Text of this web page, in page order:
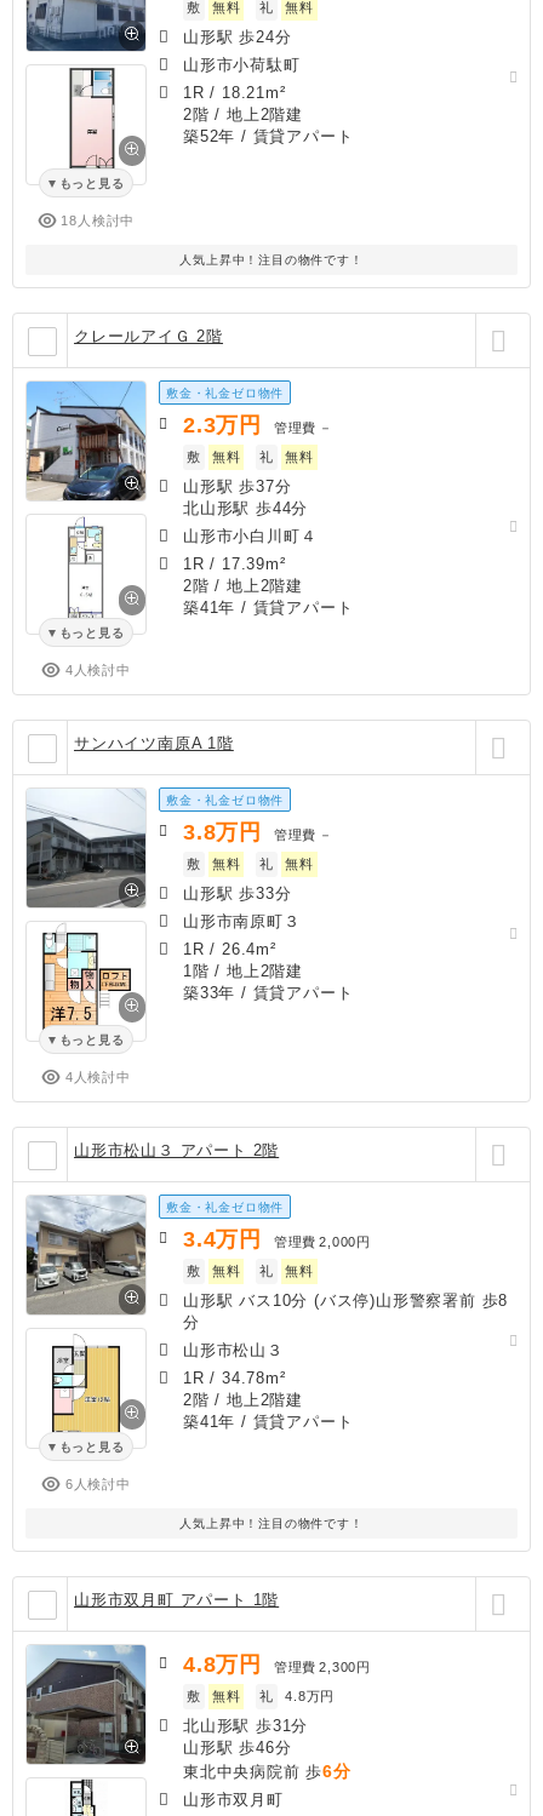
もっと見る
18人検討中
敷
無料 礼 無料
山形駅 歩24分
山形市小荷駄町
1R / 18.21m²
2階 / 地上2階建
築52年 / 賃貸アパート
人気上昇中！注目の物件です！
クレールアイＧ 2階
もっと見る
4人検討中
敷金・礼金ゼロ物件
2.3万円 管理費 －
敷
無料 礼 無料
山形駅 歩37分
北山形駅 歩44分
山形市小白川町４
1R / 17.39m²
2階 / 地上2階建
築41年 / 賃貸アパート
サンハイツ南原A 1階
もっと見る
4人検討中
敷金・礼金ゼロ物件
3.8万円 管理費 －
敷
無料 礼 無料
山形駅 歩33分
山形市南原町３
1R / 26.4m²
1階 / 地上2階建
築33年 / 賃貸アパート
山形市松山３ アパート 2階
もっと見る
6人検討中
敷金・礼金ゼロ物件
3.4万円 管理費 2,000円
敷
無料 礼 無料
山形駅 バス10分 (バス停)山形警察署前 歩8
分
山形市松山３
1R /34.78m²
2階 / 地上2階建
築41年 / 賃貸アパート
人気上昇中！注目の物件です！
山形市双月町 アパート 1階
4.8万円 管理費 2,300円
敷
無料 礼 4.8万円
北山形駅 歩31分
山形駅 歩46分
東北中央病院前 歩6分
山形市双月町